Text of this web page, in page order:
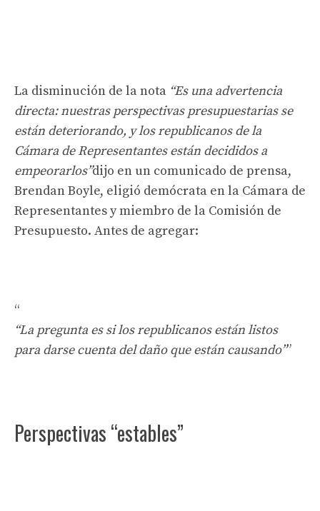
La disminución de la nota “Es una advertencia
directa: nuestras perspectivas presupuestarias se
están deteriorando, y los republicanos de la
Cámara de Representantes están decididos a
empeorarlos”dijo en un comunicado de prensa,
Brendan Boyle, eligió demócrata en la Cámara de
Representantes y miembro de la Comisión de
Presupuesto. Antes de agregar:
“La pregunta es si los republicanos están listos
para darse cuenta del daño que están causando”
Perspectivas “estables”